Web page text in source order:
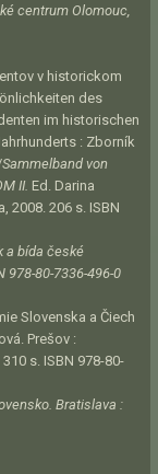
centrum Olomouc,
v historickom
des
im historischen
: Zborník
Sammelband von
II. Ed. Darina
2008. 206 s. ISBN
a bída české
978-80-7336-496-0
Slovenska a Čiech
Prešov :
s. ISBN 978-80-
. Bratislava :